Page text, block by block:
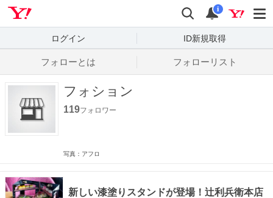
検索
通知
i
ログイン ID新規取得
フォローとは フォローリスト
フォション
119フォロワー
写真：アフロ
新しい漆塗りスタンドが登場！辻利兵衛本店